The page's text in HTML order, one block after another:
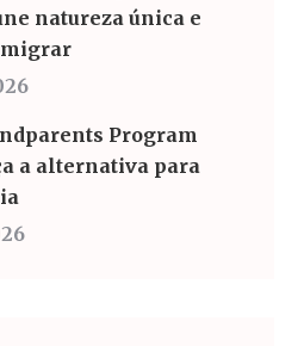
natureza única e
Program
a alternativa para